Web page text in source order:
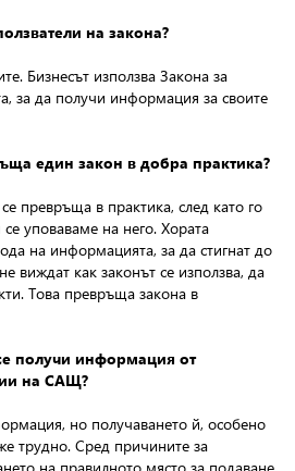
на закона?
Бизнесът използва Закона за
за да получи информация за своите
един закон в добра практика?
превръща в практика, след като го
уповаваме на него. Хората
на информацията, за да стигнат до
виждат как законът се използва, да
Това превръща закона в
получи информация от
на САЩ?
но получаването й, особено
трудно. Сред причините за